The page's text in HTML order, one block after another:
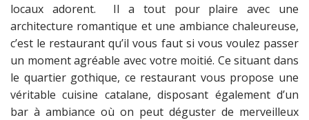
locaux adorent. Il a tout pour plaire avec une
architecture romantique et une ambiance chaleureuse,
c’est le restaurant qu’il vous faut si vous voulez passer
un moment agréable avec votre moitié. Ce situant dans
le quartier gothique, ce restaurant vous propose une
véritable cuisine catalane, disposant également d’un
bar à ambiance où on peut déguster de merveilleux